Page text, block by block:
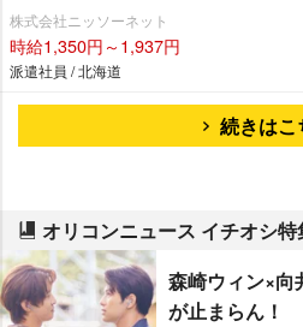
株式会社ニッソーネット
時給1,350円～1,937円
派遣社員 / 北海道
続きはこ
オリコンニュース イチオシ特
森崎ウィン×向
が止まらん！